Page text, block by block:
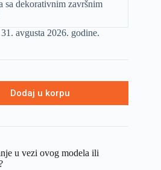
sa dekorativnim završnim
avgusta 2026. godine.
Dodaj u korpu
u vezi ovog modela ili